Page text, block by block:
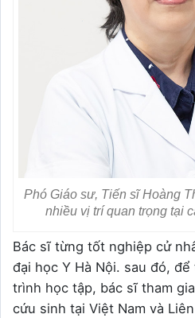
Phó Giáo sư, Tiến sĩ Hoàng
nhiều vị trí quan trọng tại
Bác sĩ từng tốt nghiệp cử
đại học Y Hà Nội. sau đó,
trình học tập, bác sĩ tham
cứu sinh tại Việt Nam và